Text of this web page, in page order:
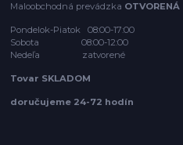
Maloobchodná prevádzka OTVORENÁ
Pondelok-Piatok 08:00-17:00
Sobota 08:00-12:00
Nedeľa zatvorené
Tovar SKLADOM
doručujeme 24-72 hodín